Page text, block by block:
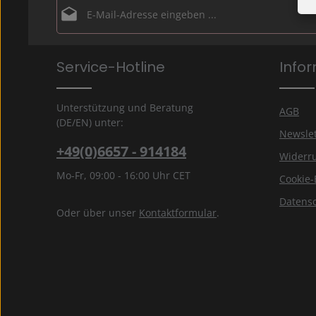
Ich habe dieDatenschutzbestimmungen
zur
Die mit einem Stern (*) markierten Felder sind
Service-Hotline
Unterstützung und Beratung
(DE/EN) unter:
+49(0)6657 - 914184
Mo-Fr, 09:00 - 16:00 Uhr CET
Oder über unser Kontaktformular.
AGB